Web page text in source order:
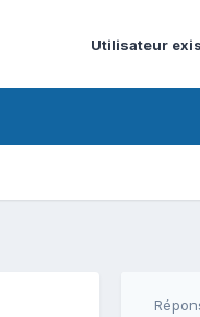
Utilisateur